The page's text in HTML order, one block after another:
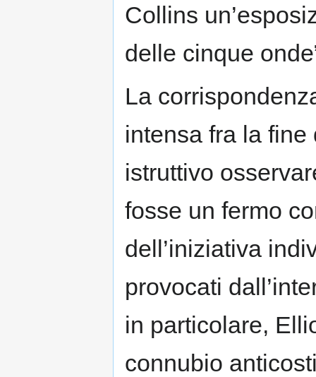
Collins
delle cinque
La
intensa fra la fine
istruttivo
fosse un fermo
dell’iniziativa
provocati
in particolare,
connubio